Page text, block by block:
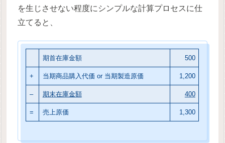
を生じさせない程度にシンプルな計算プロセスに仕
立てると、
期首在庫金額 500
+ 当期商品購入代価 or 当期製造原価 1,200
– 期末在庫金額 400
= 売上原価 1,300